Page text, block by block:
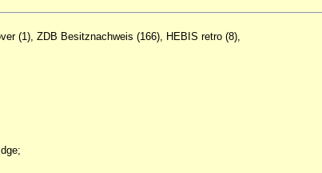
(1), ZDB Besitznachweis (166), HEBIS retro (8),